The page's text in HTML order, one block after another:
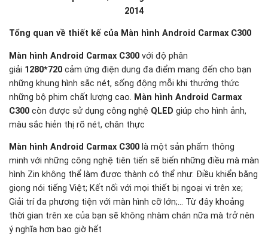
2014
Tổng quan về thiết kế của Màn hình Android Carmax C300
Màn hình Android Carmax C300 với độ phân
giải 1280*720 cảm ứng điện dung đa điểm mang đến cho bạn
những khung hình sắc nét, sống động mỗi khi thưởng thức
những bộ phim chất lượng cao. Màn hình Android Carmax
C300 còn được sử dụng công nghệ QLED giúp cho hình ảnh,
màu sắc hiẻn thị rõ nét, chân thực
Màn hình Android Carmax C300 là một sản phẩm thông
minh với những công nghệ tiên tiến sẽ biến những điều mà màn
hình Zin không thể làm được thành có thể như: Điều khiển bằng
giọng nói tiếng Việt; Kết nối với mọi thiết bị ngoại vi trên xe;
Giải trí đa phương tiện với màn hình cỡ lớn;… Từ đây khoảng
thời gian trên xe của bạn sẽ không nhàm chán nữa mà trở nên
ý nghĩa hơn bao giờ hết